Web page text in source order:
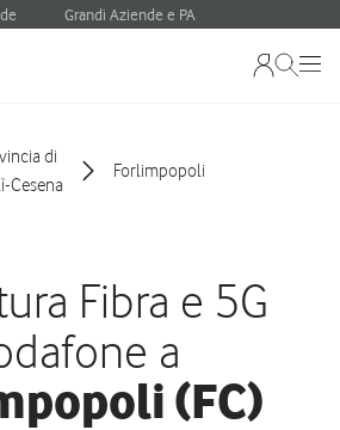
Grandi Aziende e PA
di
Cesena
Forlimpopoli
Fibra e 5G
a
(FC)